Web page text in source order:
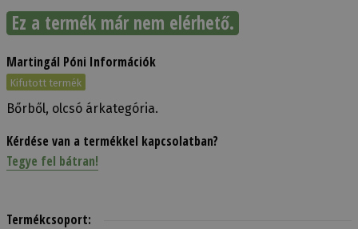
Ez a termék már nem elérhető.
Martingál Póni Információk
Kifutott termék
Bőrből, olcsó árkategória.
Kérdése van a termékkel kapcsolatban?
Tegye fel bátran!
Termékcsoport: